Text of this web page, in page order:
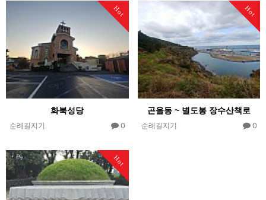
Hot
화북성당
순례길지기 0
Hot
곤을동 ~ 별도봉 장수산책로
순례길지기 0
Hot